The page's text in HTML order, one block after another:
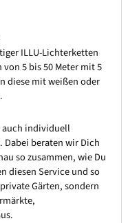
ILLU-Lichterketten
5 bis 50 Meter mit 5
diese mit weißen oder
individuell
beraten wir Dich
so zusammen, wie Du
diesen Service und so
Gärten, sondern